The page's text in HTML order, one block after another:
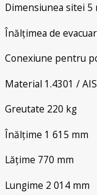
Dimensiunea sitei 5
Înălțimea de
Conexiune pentru
Material 1.4301 /
Greutate 220 kg
Înălțime 1 615 mm
Lățime 770 mm
Lungime 2 014 mm